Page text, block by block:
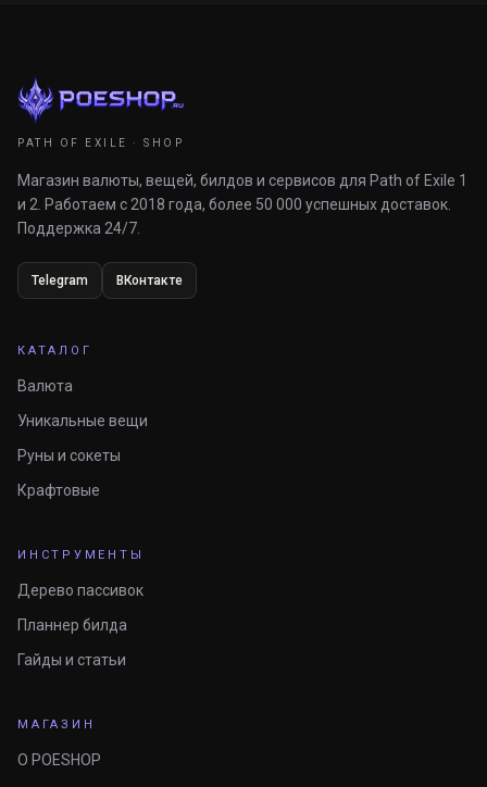
PATH OF EXILE · SHOP
Магазин валюты, вещей, билдов и сервисов для Path of Exile 1
и 2. Работаем с 2018 года, более 50 000 успешных доставок.
Поддержка 24/7.
Telegram ВКонтакте
КАТАЛОГ
Валюта
Уникальные вещи
Руны и сокеты
Крафтовые
ИНСТРУМЕНТЫ
Дерево пассивок
Планнер билда
Гайды и статьи
МАГАЗИН
О POESHOP